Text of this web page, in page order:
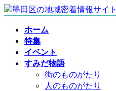
コ
ナ
ホーム
特集
イベント
すみだ物語
街のものがたり
人のものがたり